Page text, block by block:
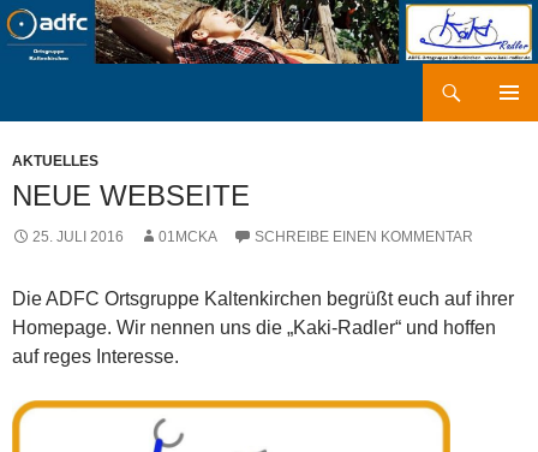
Zum
Inhalt
AKTUELLES
NEUE WEBSEITE
25. JULI 2016 01MCKA SCHREIBE EINEN KOMMENTAR
Die ADFC Ortsgruppe Kaltenkirchen begrüßt euch auf ihrer
Homepage. Wir nennen uns die „Kaki-Radler“ und hoffen
auf reges Interesse.